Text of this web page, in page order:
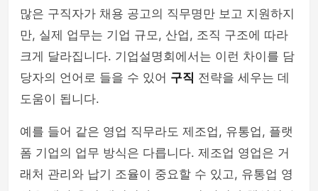
많은 구직자가 채용 공고의 직무명만 보고 지원하지
만, 실제 업무는 기업 규모, 산업, 조직 구조에 따라
크게 달라집니다. 기업설명회에서는 이런 차이를 담
당자의 언어로 들을 수 있어 구직 전략을 세우는 데
도움이 됩니다.
예를 들어 같은 영업 직무라도 제조업, 유통업, 플랫
폼 기업의 업무 방식은 다릅니다. 제조업 영업은 거
래처 관리와 납기 조율이 중요할 수 있고, 유통업 영